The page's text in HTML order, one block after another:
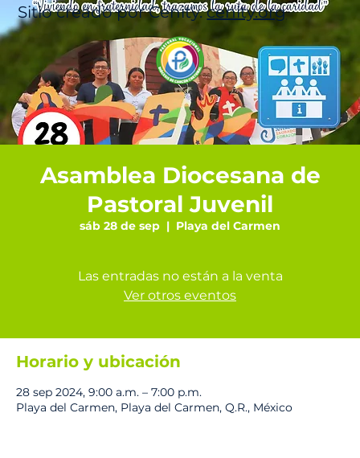
Sitio creado por Cenity.cenity.org
Asamblea Diocesana de
Pastoral Juvenil
sáb 28 de sep
  |
Playa del Carmen
Las entradas no están a la venta
Ver otros eventos
Horario y ubicación
28 sep 2024, 9:00 a.m. – 7:00 p.m.
Playa del Carmen, Playa del Carmen, Q.R., México